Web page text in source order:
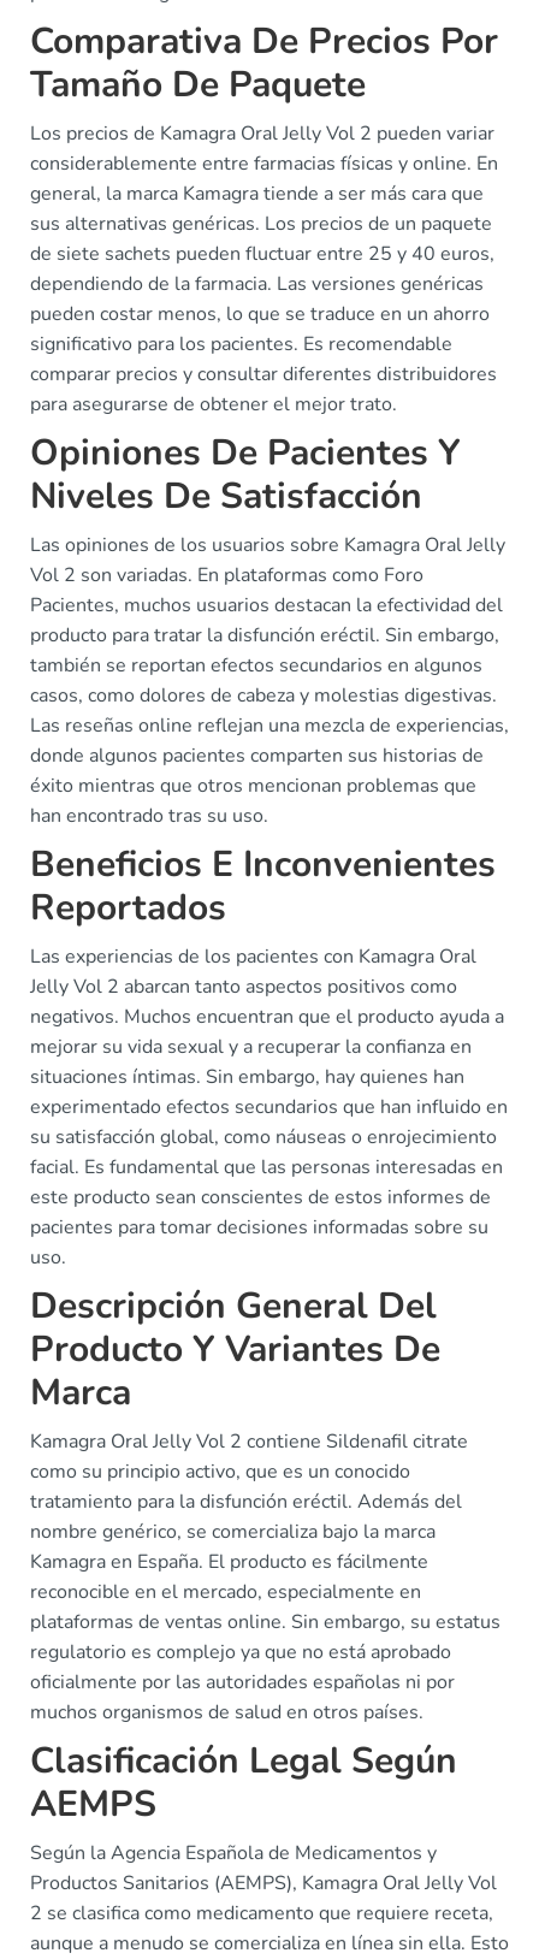
Comparativa De Precios Por
Tamaño De Paquete
Los precios de Kamagra Oral Jelly Vol 2 pueden variar
considerablemente entre farmacias físicas y online. En
general, la marca Kamagra tiende a ser más cara que
sus alternativas genéricas. Los precios de un paquete
de siete sachets pueden fluctuar entre 25 y 40 euros,
dependiendo de la farmacia. Las versiones genéricas
pueden costar menos, lo que se traduce en un ahorro
significativo para los pacientes. Es recomendable
comparar precios y consultar diferentes distribuidores
para asegurarse de obtener el mejor trato.
Opiniones De Pacientes Y
Niveles De Satisfacción
Las opiniones de los usuarios sobre Kamagra Oral Jelly
Vol 2 son variadas. En plataformas como Foro
Pacientes, muchos usuarios destacan la efectividad del
producto para tratar la disfunción eréctil. Sin embargo,
también se reportan efectos secundarios en algunos
casos, como dolores de cabeza y molestias digestivas.
Las reseñas online reflejan una mezcla de experiencias,
donde algunos pacientes comparten sus historias de
éxito mientras que otros mencionan problemas que
han encontrado tras su uso.
Beneficios E Inconvenientes
Reportados
Las experiencias de los pacientes con Kamagra Oral
Jelly Vol 2 abarcan tanto aspectos positivos como
negativos. Muchos encuentran que el producto ayuda a
mejorar su vida sexual y a recuperar la confianza en
situaciones íntimas. Sin embargo, hay quienes han
experimentado efectos secundarios que han influido en
su satisfacción global, como náuseas o enrojecimiento
facial. Es fundamental que las personas interesadas en
este producto sean conscientes de estos informes de
pacientes para tomar decisiones informadas sobre su
uso.
Descripción General Del
Producto Y Variantes De
Marca
Kamagra Oral Jelly Vol 2 contiene Sildenafil citrate
como su principio activo, que es un conocido
tratamiento para la disfunción eréctil. Además del
nombre genérico, se comercializa bajo la marca
Kamagra en España. El producto es fácilmente
reconocible en el mercado, especialmente en
plataformas de ventas online. Sin embargo, su estatus
regulatorio es complejo ya que no está aprobado
oficialmente por las autoridades españolas ni por
muchos organismos de salud en otros países.
Clasificación Legal Según
AEMPS
Según la Agencia Española de Medicamentos y
Productos Sanitarios (AEMPS), Kamagra Oral Jelly Vol
2 se clasifica como medicamento que requiere receta,
aunque a menudo se comercializa en línea sin ella. Esto